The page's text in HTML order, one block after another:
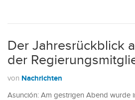
Der Jahresrückblick
der
von Nachrichten
Asunción: Am gestrigen Abend wurde